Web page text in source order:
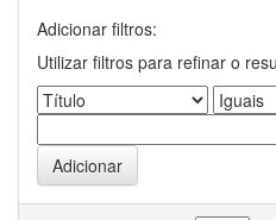
Adicionar filtros:
Utilizar filtros para refinar o